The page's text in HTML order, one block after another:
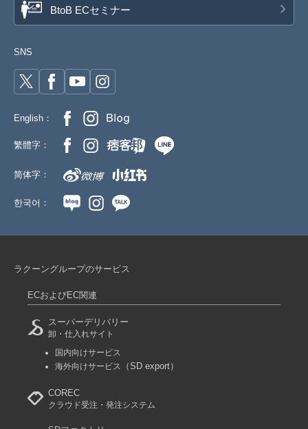
BtoB ECセミナー
SNS
English：
繁體字：
简体字：
한국어：
ラクーングループのサービス
ECおよびEC関連
スーパーデリバリー
卸・仕入れサイト
国内向けサービス
海外向けサービス
（SD export）
COREC
クラウド受注・発注システム